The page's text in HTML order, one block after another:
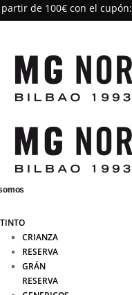
de 100€ con el cupón:
TINTO
CRIANZA
RESERVA
GRÁN
RESERVA